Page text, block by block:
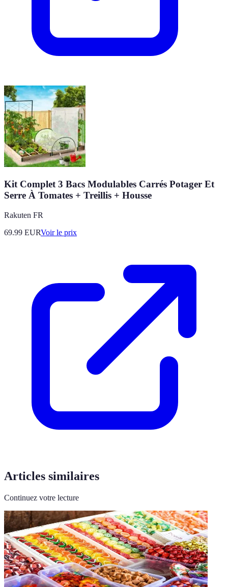
Kit Complet 3 Bacs Modulables Carrés Potager Et
Serre À Tomates + Treillis + Housse
Rakuten FR
69.99 EURVoir le prix
Articles similaires
Continuez votre lecture